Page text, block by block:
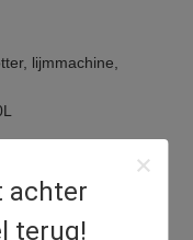
achter
terug!
lijmmachine,